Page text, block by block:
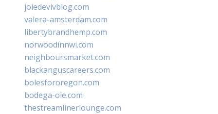
joiedevivblog.com
valera-amsterdam.com
libertybrandhemp.com
norwoodinnwi.com
neighboursmarket.com
blackanguscareers.com
bolesfororegon.com
bodega-ole.com
thestreamlinerlounge.com